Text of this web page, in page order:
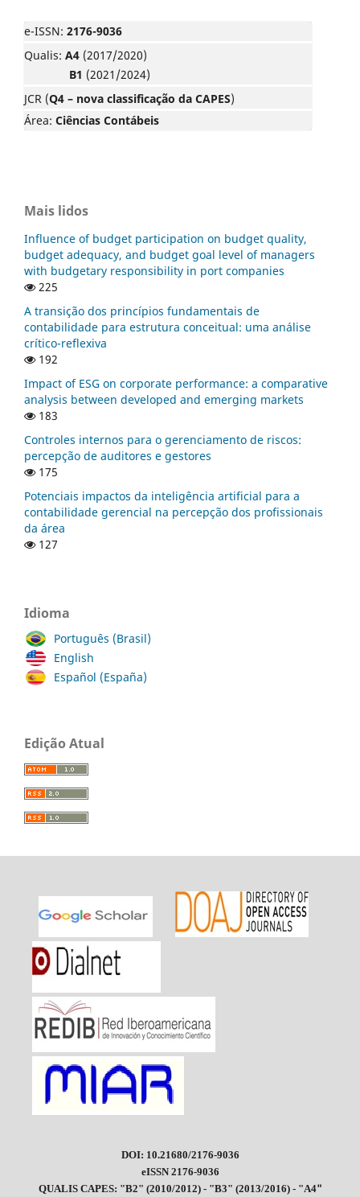
e-ISSN: 2176-9036
Qualis: A4 (2017/2020)
B1 (2021/2024)
JCR (Q4 – nova classificação da CAPES)
Área: Ciências Contábeis
Mais lidos
Influence of budget participation on budget quality,
budget adequacy, and budget goal level of managers
with budgetary responsibility in port companies
225
A transição dos princípios fundamentais de
contabilidade para estrutura conceitual: uma análise
crítico-reflexiva
192
Impact of ESG on corporate performance: a comparative
analysis between developed and emerging markets
183
Controles internos para o gerenciamento de riscos:
percepção de auditores e gestores
175
Potenciais impactos da inteligência artificial para a
contabilidade gerencial na percepção dos profissionais
da área
127
Idioma
Português (Brasil)
English
Español (España)
Edição Atual
DOI: 10.21680/2176-9036
eISSN 2176-9036
QUALIS CAPES: "B2" (2010/2012) - "B3" (2013/2016) - "A4"